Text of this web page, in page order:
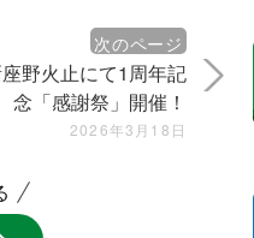
次のページ
野火止にて1周年記
念「感謝祭」開催！
2026年3月18日